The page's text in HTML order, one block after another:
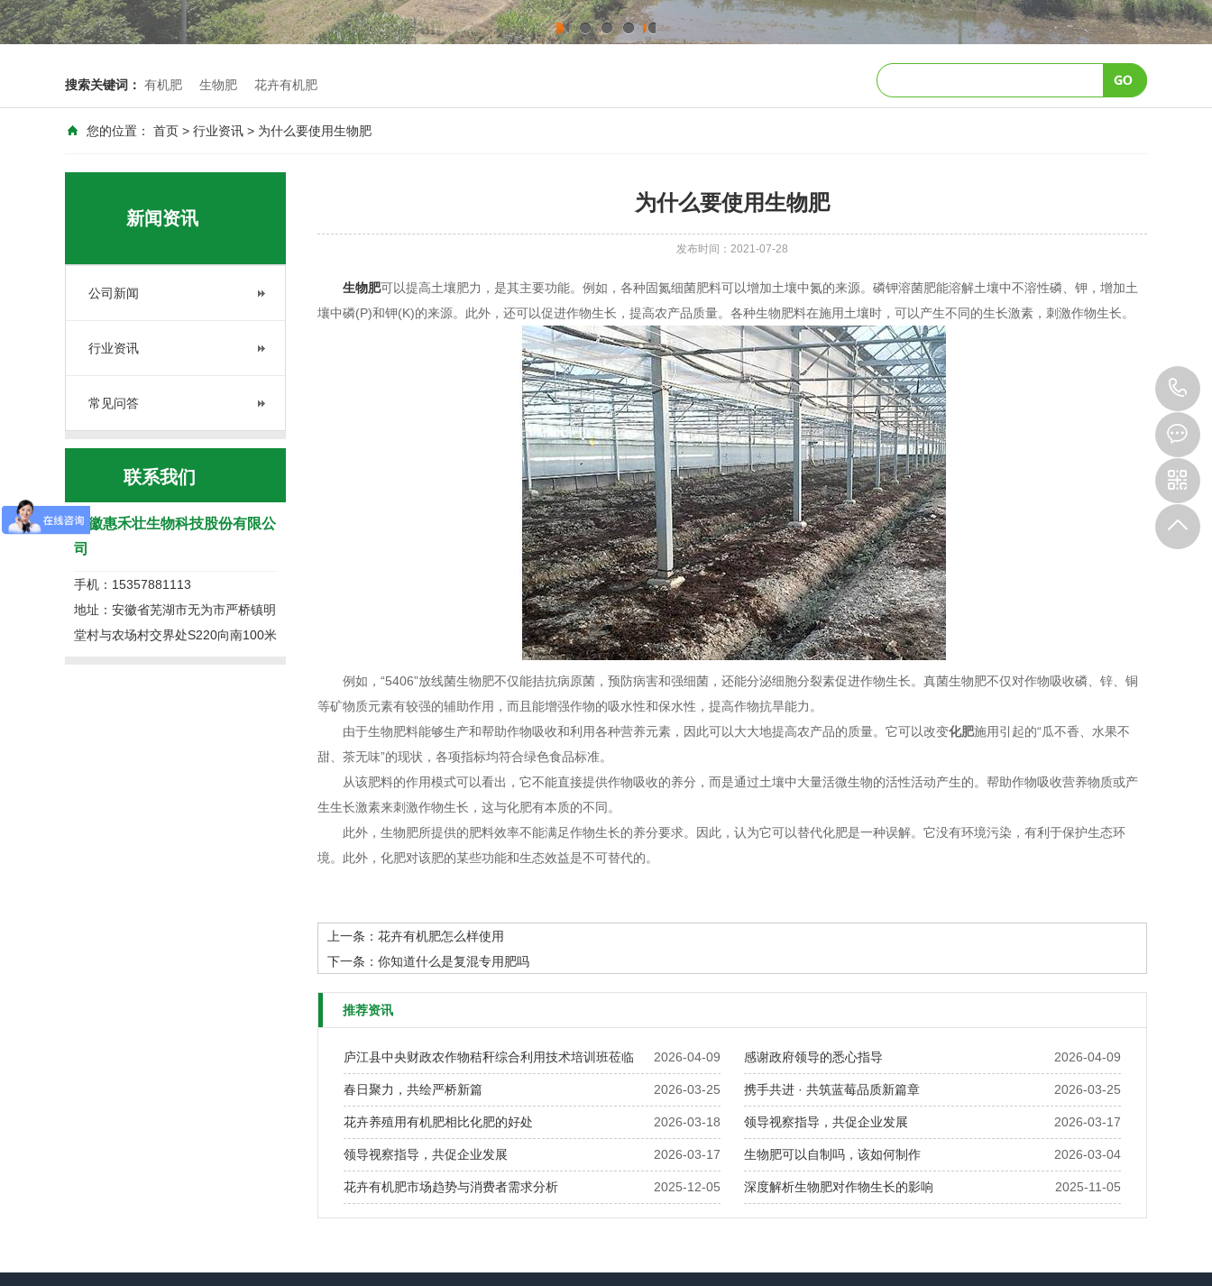
1 2 3 4 5
搜索关键词： 有机肥 生物肥 花卉有机肥
您的位置： 首页 > 行业资讯 > 为什么要使用生物肥
新闻资讯
公司新闻
行业资讯
常见问答
联系我们
安徽惠禾壮生物科技股份有限公
司
手机：15357881113
地址：安徽省芜湖市无为市严桥镇明
堂村与农场村交界处S220向南100米
为什么要使用生物肥
发布时间：2021-07-28
生物肥可以提高土壤肥力，是其主要功能。例如，各种固氮细菌肥料可以增加土壤中氮的来源。磷钾溶菌肥能溶解土壤中不溶性磷、钾，增加土
壤中磷(P)和钾(K)的来源。此外，还可以促进作物生长，提高农产品质量。各种生物肥料在施用土壤时，可以产生不同的生长激素，刺激作物生长。
例如，“5406”放线菌生物肥不仅能拮抗病原菌，预防病害和强细菌，还能分泌细胞分裂素促进作物生长。真菌生物肥不仅对作物吸收磷、锌、铜
等矿物质元素有较强的辅助作用，而且能增强作物的吸水性和保水性，提高作物抗旱能力。
由于生物肥料能够生产和帮助作物吸收和利用各种营养元素，因此可以大大地提高农产品的质量。它可以改变化肥施用引起的“瓜不香、水果不
甜、茶无味”的现状，各项指标均符合绿色食品标准。
从该肥料的作用模式可以看出，它不能直接提供作物吸收的养分，而是通过土壤中大量活微生物的活性活动产生的。帮助作物吸收营养物质或产
生生长激素来刺激作物生长，这与化肥有本质的不同。
此外，生物肥所提供的肥料效率不能满足作物生长的养分要求。因此，认为它可以替代化肥是一种误解。它没有环境污染，有利于保护生态环
境。此外，化肥对该肥的某些功能和生态效益是不可替代的。
上一条： 花卉有机肥怎么样使用
下一条： 你知道什么是复混专用肥吗
推荐资讯
2026-04-09
庐江县中央财政农作物秸秆综合利用技术培训班莅临 2026-04-09
感谢政府领导的悉心指导
2026-03-25
春日聚力，共绘严桥新篇 2026-03-25
携手共进 · 共筑蓝莓品质新篇章
2026-03-18
花卉养殖用有机肥相比化肥的好处 2026-03-17
领导视察指导，共促企业发展
2026-03-17
领导视察指导，共促企业发展 2026-03-04
生物肥可以自制吗，该如何制作
2025-12-05
花卉有机肥市场趋势与消费者需求分析 2025-11-05
深度解析生物肥对作物生长的影响